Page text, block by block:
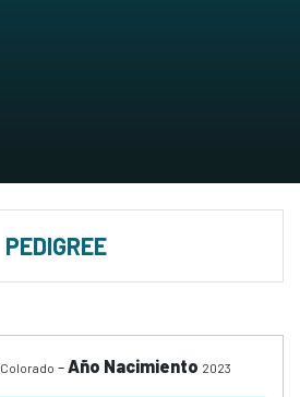
PEDIGREE
Colorado -Año Nacimiento 2023